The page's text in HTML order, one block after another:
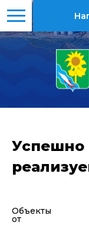
Успешно
Объекты
от